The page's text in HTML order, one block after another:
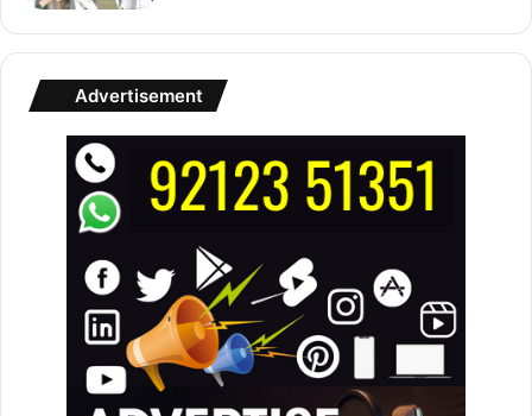
Advertisement